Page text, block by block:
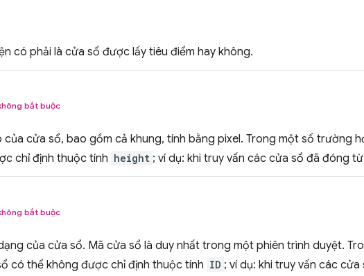
có phải là cửa sổ được lấy tiêu điểm hay không.
bắt buộc
của cửa sổ, bao gồm cả khung, tính bằng pixel. Trong một số trường
chỉ định thuộc tính height ; ví dụ: khi truy vấn các cửa sổ đã đóng từ
bắt buộc
của cửa sổ. Mã cửa sổ là duy nhất trong một phiên trình duyệt.
có thể không được chỉ định thuộc tính ID ; ví dụ: khi truy vấn các cửa